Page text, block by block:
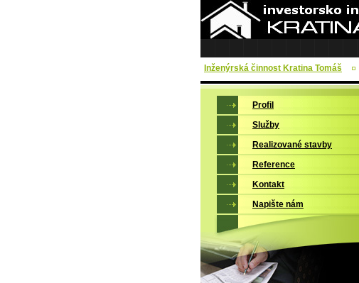
Inženýrská činnost Kratina Tomáš
Profil
Služby
Realizované stavby
Reference
Kontakt
Napište nám